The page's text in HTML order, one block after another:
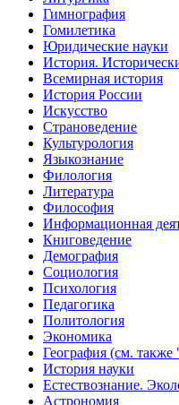
Гимнография
Гомилетика
Юридические науки
История.
Всемирная история
История России
Искусство
Страноведение
Культурология
Языкознание
Филология
Литература
Философия
Информационная
Книговедение
Демография
Социология
Психология
Педагогика
Политология
Экономика
География (см. также
История науки
Естествознание.
Астрономия